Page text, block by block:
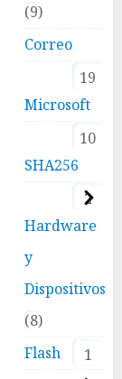
9
Correo
19
Microsoft
10
SHA256
2
Hardware
y
Dispositivos
8
Flash
1